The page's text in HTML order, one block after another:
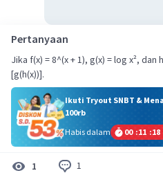
Pertanyaan
Jika f(x) = 8^(x + 1), g(x) = log x², dan
[g(h(x))].
Ikuti Tryout SNBT &
100rb
Habis dalam
00 :11 :18
1 1